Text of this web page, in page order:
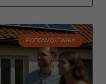
FOTOWOLTAIKA